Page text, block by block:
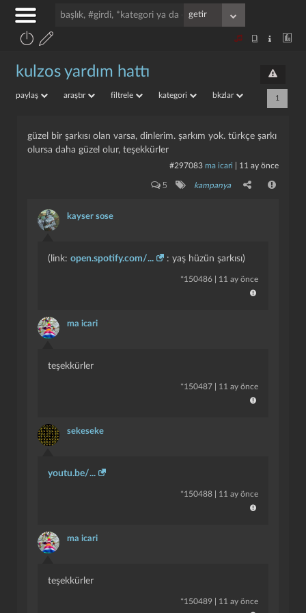
kulzos yardım hattı
paylaş araştır filtrele kategori bkzlar 1
güzel bir şarkısı olan varsa, dinlerim. şarkım yok. türkçe şarkı
olursa daha güzel olur, teşekkürler
#297083 ma icari 11 ay önce
5 kampanya
kayser sose
(link: open.spotify.com/... : yaş hüzün şarkısı)
*150486 11 ay önce
ma icari
teşekkürler
*150487 11 ay önce
sekeseke
youtu.be/...
*150488 11 ay önce
ma icari
teşekkürler
*150489 11 ay önce